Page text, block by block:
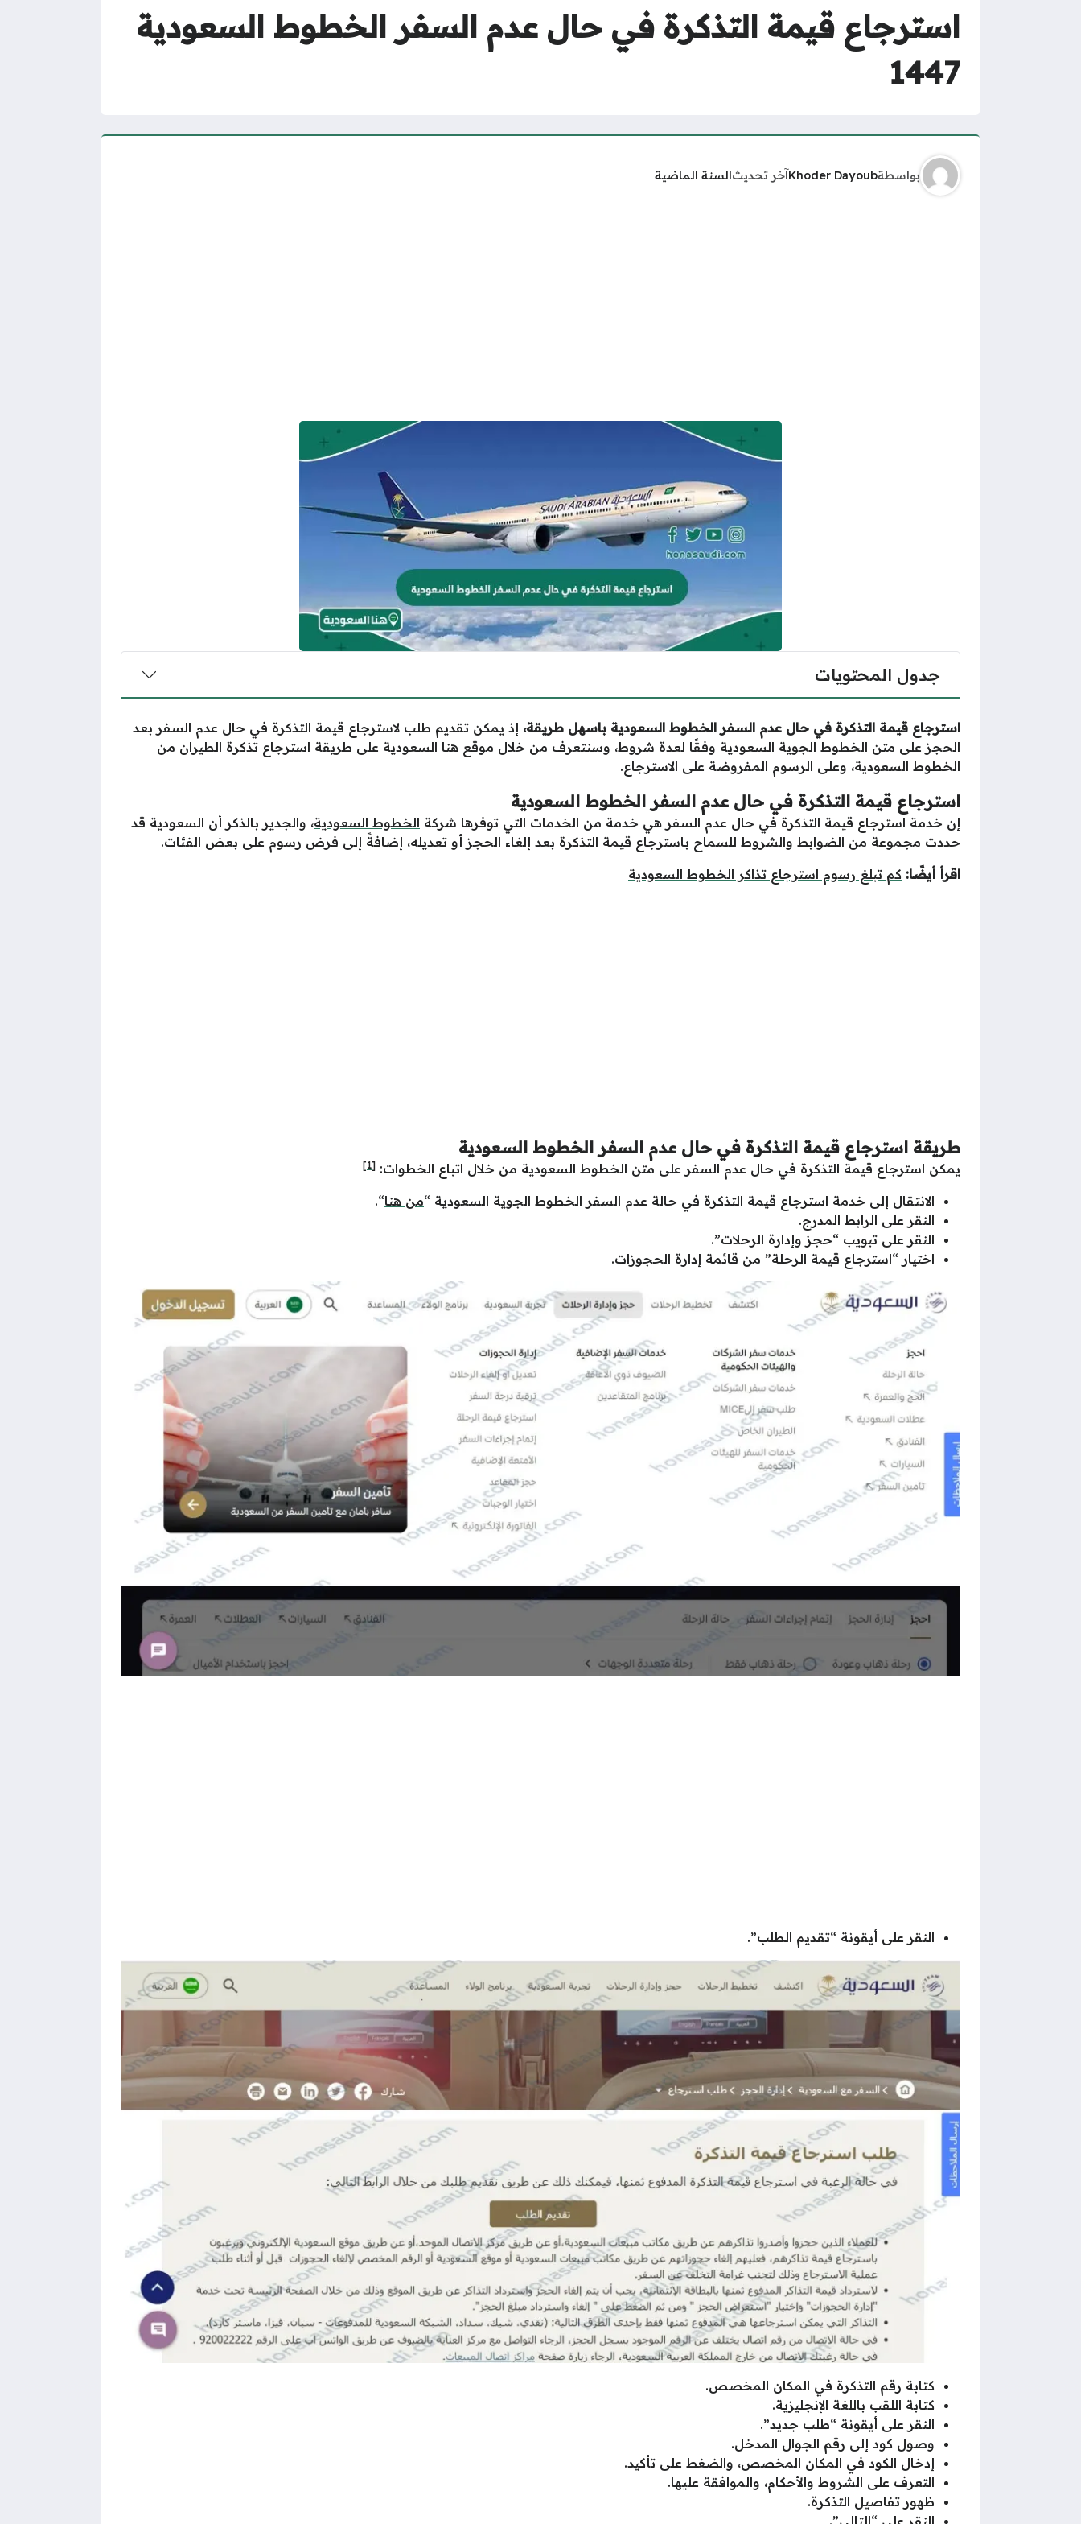
استرجاع قيمة التذكرة في حال عدم السفر الخطوط السعودية
1447
بواسطةKhoder Dayoubآخر تحديثالسنة الماضية
جدول المحتويات
استرجاع قيمة التذكرة في حال عدم السفر الخطوط السعودية باسهل طريقة، إذ يمكن تقديم طلب لاسترجاع قيمة التذكرة في حال عدم السفر بعد
الحجز على متن الخطوط الجوية السعودية وفقًا لعدة شروط، وسنتعرف من خلال موقع هنا السعودية على طريقة استرجاع تذكرة الطيران من
الخطوط السعودية، وعلى الرسوم المفروضة على الاسترجاع.
استرجاع قيمة التذكرة في حال عدم السفر الخطوط السعودية
إن خدمة استرجاع قيمة التذكرة في حال عدم السفر هي خدمة من الخدمات التي توفرها شركة الخطوط السعودية، والجدير بالذكر أن السعودية قد
حددت مجموعة من الضوابط والشروط للسماح باسترجاع قيمة التذكرة بعد إلغاء الحجز أو تعديله، إضافةً إلى فرض رسوم على بعض الفئات.
اقرأ أيضًا: كم تبلغ رسوم استرجاع تذاكر الخطوط السعودية
طريقة استرجاع قيمة التذكرة في حال عدم السفر الخطوط السعودية
يمكن استرجاع قيمة التذكرة في حال عدم السفر على متن الخطوط السعودية من خلال اتباع الخطوات: [1]
الانتقال إلى خدمة استرجاع قيمة التذكرة في حالة عدم السفر الخطوط الجوية السعودية “من هنا“.
النقر على الرابط المدرج.
النقر على تبويب “حجز وإدارة الرحلات”.
اختيار “استرجاع قيمة الرحلة” من قائمة إدارة الحجوزات.
النقر على أيقونة “تقديم الطلب”.
كتابة رقم التذكرة في المكان المخصص.
كتابة اللقب باللغة الإنجليزية.
النقر على أيقونة “طلب جديد”.
وصول كود إلى رقم الجوال المدخل.
إدخال الكود في المكان المخصص، والضغط على تأكيد.
التعرف على الشروط والأحكام، والموافقة عليها.
ظهور تفاصيل التذكرة.